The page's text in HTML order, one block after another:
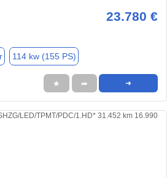
23.780 €
114 kw (155 PS)
★ ➦ ➜